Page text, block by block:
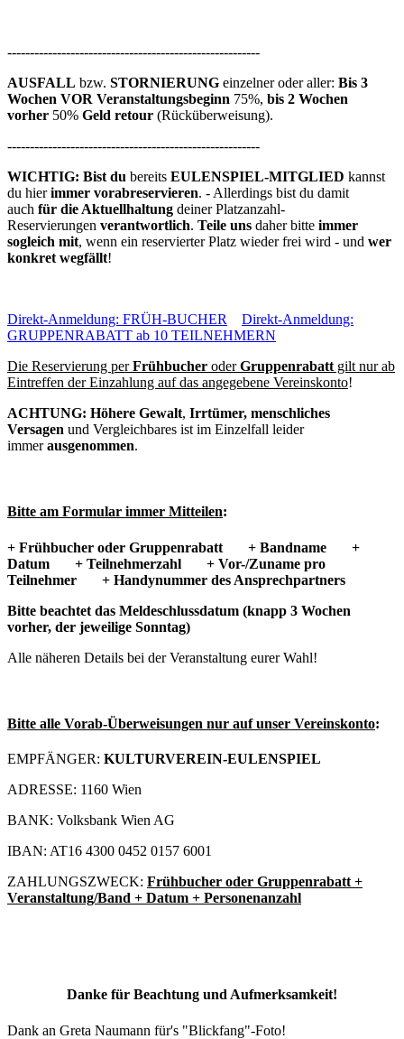
--------------------------------------------------------
AUSFALL bzw. STORNIERUNG einzelner oder aller: Bis 3
Wochen VOR Veranstaltungsbeginn 75%, bis 2 Wochen
vorher 50% Geld retour (Rücküberweisung).
--------------------------------------------------------
WICHTIG: Bist du bereits EULENSPIEL-MITGLIED kannst
du hierimmer vorabreservieren. - Allerdings bist du damit
auch für die Aktuellhaltung deiner Platzanzahl-
Reservierungen verantwortlich. Teile uns daher bitte immer
sogleich mit, wenn ein reservierter Platz wieder frei wird - und wer
konkret wegfällt!
Direkt-Anmeldung: FRÜH-BUCHER
Direkt-Anmeldung:
GRUPPENRABATT ab 10 TEILNEHMERN
Die Reservierung perFrühbucher oderGruppenrabatt gilt nur ab
Eintreffen der Einzahlung auf das angegebene Vereinskonto!
ACHTUNG: Höhere Gewalt, Irrtümer, menschliches
Versagen und Vergleichbares ist im Einzelfall leider
immerausgenommen.
Bitte am Formular immer Mitteilen:
+ Frühbucher oder Gruppenrabatt + Bandname +
Datum + Teilnehmerzahl + Vor-/Zuname pro
Teilnehmer + Handynummer des Ansprechpartners
Bitte beachtet das Meldeschlussdatum (knapp 3 Wochen
vorher, der jeweilige Sonntag)
Alle näheren Details bei der Veranstaltung eurer Wahl!
Bitte alle Vorab-Überweisungen nur auf unser Vereinskonto:
EMPFÄNGER: KULTURVEREIN-EULENSPIEL
ADRESSE: 1160 Wien
BANK: Volksbank Wien AG
IBAN: AT16 4300 0452 0157 6001
ZAHLUNGSZWECK: Frühbucher oder Gruppenrabatt +
Veranstaltung/Band + Datum + Personenanzahl
Danke für Beachtung und Aufmerksamkeit!
Dank an Greta Naumann für's "Blickfang"-Foto!